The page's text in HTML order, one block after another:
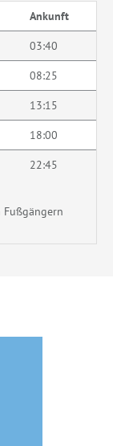
Ankunft
03:40
08:25
13:15
18:00
22:45